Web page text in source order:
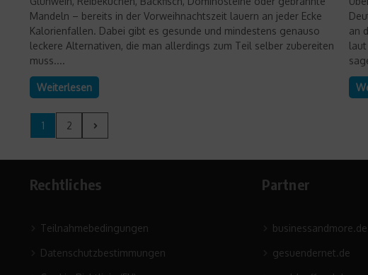
Mandeln – bereits in der Vorweihnachtszeit lauern an jeder Ecke
Kalorienfallen. Dabei gibt es gesunde und mindestens genauso
leckere Alternativen, die man allerdings zum Teil selber zubereiten
muss....
Weiterlesen
an
1 2
Rechtliches
Teilnahmebedingungen
Datenschutzbestimmungen
Partner
businessandmore.de
gesuendernet.de